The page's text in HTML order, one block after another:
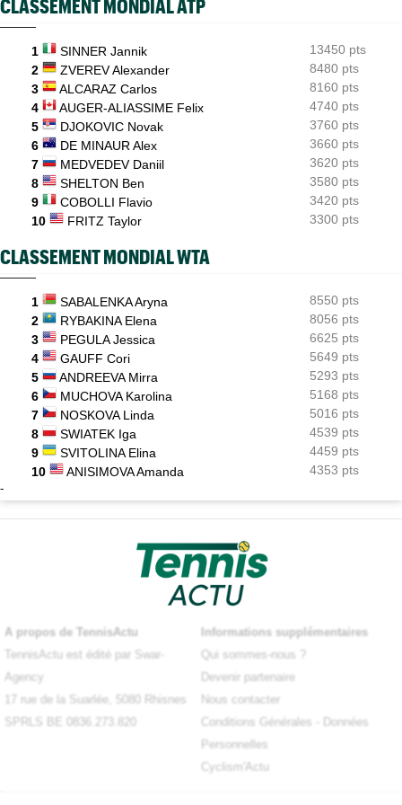
ATP - Cincinnati
08:21
ATP / WTA
Tous les résultats du vendredi 7 août 2026 et de la nuit
08:00
ATP - Blessure
Les galères continuent pour Sebastian Korda, opéré du dos
CLASSEMENT MONDIAL ATP
1 SINNER Jannik
13450 pts
2
ZVEREV Alexander
8480 pts
3
ALCARAZ Carlos
8160 pts
4
AUGER-ALIASSIME Felix
4740 pts
5
DJOKOVIC Novak
3760 pts
6
DE MINAUR Alex
3660 pts
7
MEDVEDEV Daniil
3620 pts
8
SHELTON Ben
3580 pts
9
COBOLLI Flavio
3420 pts
10
FRITZ Taylor 3300 pts
CLASSEMENT MONDIAL WTA
1 SABALENKA Aryna
8550 pts
2
RYBAKINA Elena
8056 pts
3
PEGULA Jessica
6625 pts
4
GAUFF Cori
5649 pts
5
ANDREEVA Mirra
5293 pts
6
MUCHOVA Karolina
5168 pts
7
NOSKOVA Linda
5016 pts
8
SWIATEK Iga
4539 pts
9
SVITOLINA Elina
4459 pts
10
ANISIMOVA Amanda 4353 pts
-
A propos de TennisActu
TennisActu est édité par Swar-
Agency
17 rue de la Suarlée, 5080 Rhisnes
SPRLS BE 0836.273.820
Informations supplémentaires
Qui sommes-nous ?
Devenir partenaire
Nous contacter
Conditions Générales
Données
Personnelles
Cyclism'Actu